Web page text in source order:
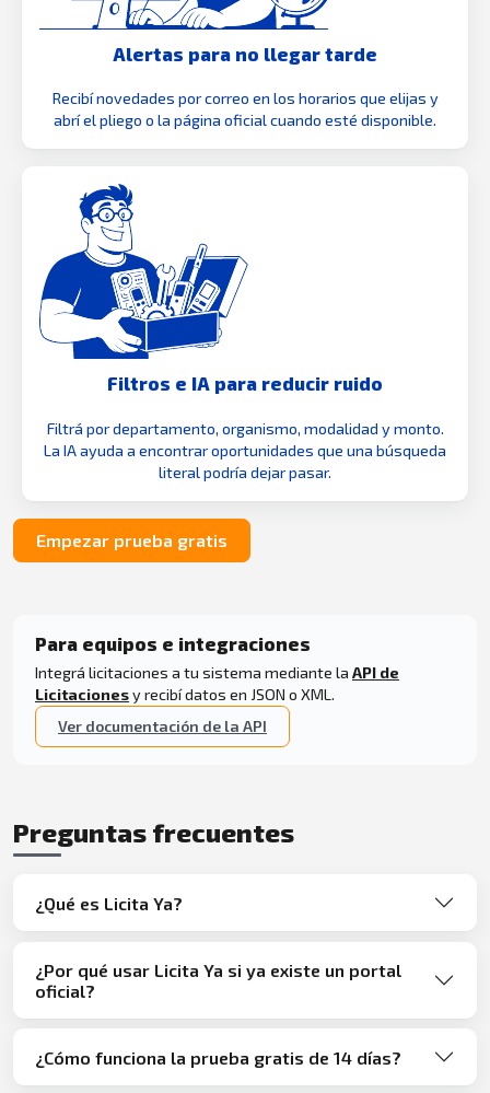
Alertas para no llegar tarde
Recibí novedades por correo en los horarios que elijas y
abrí el pliego o la página oficial cuando esté disponible.
Filtros e IA para reducir ruido
Filtrá por departamento, organismo, modalidad y monto.
La IA ayuda a encontrar oportunidades que una búsqueda
literal podría dejar pasar.
Empezar prueba gratis
Para equipos e integraciones
Integrá licitaciones a tu sistema mediante la API de
Licitacionesy recibí datos en JSON o XML.
Ver documentación de la API
Preguntas frecuentes
¿Qué es Licita Ya?
¿Por qué usar Licita Ya si ya existe un portal
oficial?
¿Cómo funciona la prueba gratis de 14 días?